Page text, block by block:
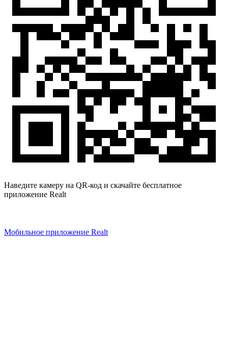
Наведите камеру на QR-код и скачайте бесплатное
приложение Realt
Мобильное приложение Realt